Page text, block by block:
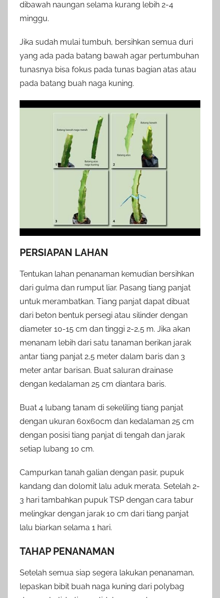
dibawah naungan selama kurang lebih 2-4
minggu.
Jika sudah mulai tumbuh, bersihkan semua duri
yang ada pada batang bawah agar pertumbuhan
tunasnya bisa fokus pada tunas bagian atas atau
pada batang buah naga kuning.
PERSIAPAN LAHAN
Tentukan lahan penanaman kemudian bersihkan
dari gulma dan rumput liar. Pasang tiang panjat
untuk merambatkan. Tiang panjat dapat dibuat
dari beton bentuk persegi atau silinder dengan
diameter 10-15 cm dan tinggi 2-2,5 m. Jika akan
menanam lebih dari satu tanaman berikan jarak
antar tiang panjat 2,5 meter dalam baris dan 3
meter antar barisan. Buat saluran drainase
dengan kedalaman 25 cm diantara baris.
Buat 4 lubang tanam di sekeliling tiang panjat
dengan ukuran 60x60cm dan kedalaman 25 cm
dengan posisi tiang panjat di tengah dan jarak
setiap lubang 10 cm.
Campurkan tanah galian dengan pasir, pupuk
kandang dan dolomit lalu aduk merata. Setelah 2-
3 hari tambahkan pupuk TSP dengan cara tabur
melingkar dengan jarak 10 cm dari tiang panjat
lalu biarkan selama 1 hari.
TAHAP PENANAMAN
Setelah semua siap segera lakukan penanaman,
lepaskan bibit buah naga kuning dari polybag